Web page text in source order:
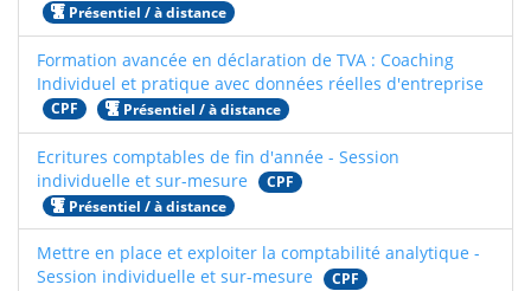
Présentiel / à distance
Formation avancée en déclaration de TVA : Coaching
Individuel et pratique avec données réelles d'entreprise
CPF Présentiel / à distance
Ecritures comptables de fin d'année - Session
individuelle et sur-mesure
CPF
Présentiel / à distance
Mettre en place et exploiter la comptabilité analytique -
Session individuelle et sur-mesure
CPF